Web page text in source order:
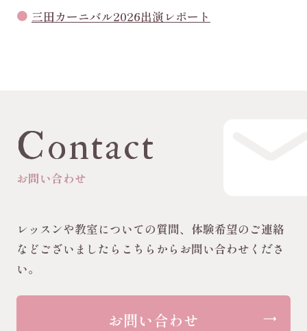
三田カーニバル2026出演レポート
Contact
お問い合わせ
レッスンや教室についての質問、体験希望のご連絡
などございましたらこちらからお問い合わせくださ
い。
お問い合わせ